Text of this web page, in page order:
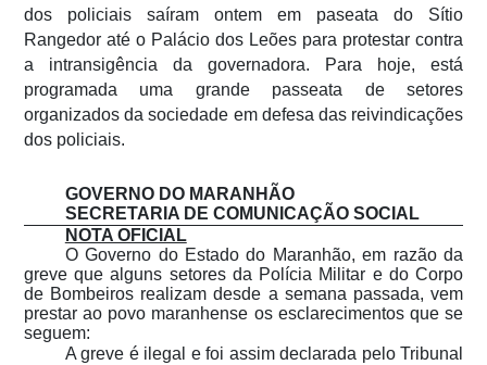
dos policiais saíram ontem em paseata do Sítio
Rangedor até o Palácio dos Leões para protestar contra
a intransigência da governadora. Para hoje, está
programada uma grande passeata de setores
organizados da sociedade em defesa das reivindicações
dos policiais.
GOVERNO DO MARANHÃO
SECRETARIA DE COMUNICAÇÃO SOCIAL
NOTA OFICIAL
O Governo do Estado do Maranhão, em razão da
greve que alguns setores da Polícia Militar e do Corpo
de Bombeiros realizam desde a semana passada, vem
prestar ao povo maranhense os esclarecimentos que se
seguem:
A greve é ilegal e foi assim declarada pelo Tribunal